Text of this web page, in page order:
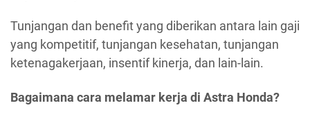
Tunjangan dan benefit yang diberikan antara lain gaji
yang kompetitif, tunjangan kesehatan, tunjangan
ketenagakerjaan, insentif kinerja, dan lain-lain.
Bagaimana cara melamar kerja di Astra Honda?